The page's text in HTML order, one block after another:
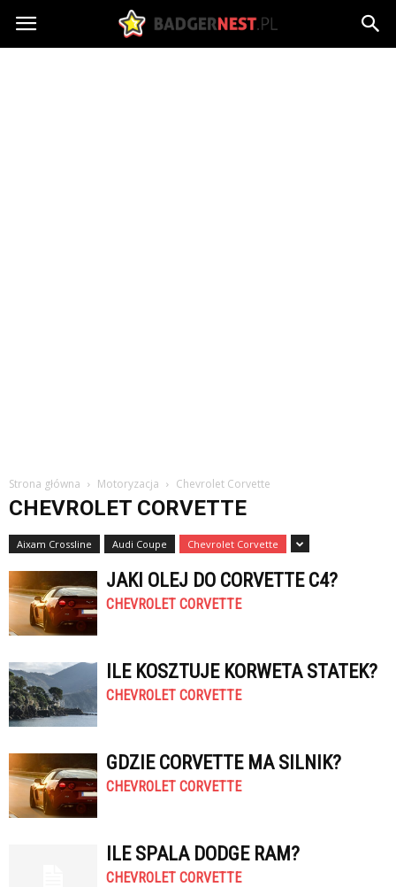
badgersnest.pl
Strona główna Motoryzacja Chevrolet Corvette
CHEVROLET CORVETTE
Aixam Crossline Audi Coupe Chevrolet Corvette
JAKI OLEJ DO CORVETTE C4?
CHEVROLET CORVETTE
ILE KOSZTUJE KORWETA STATEK?
CHEVROLET CORVETTE
GDZIE CORVETTE MA SILNIK?
CHEVROLET CORVETTE
ILE SPALA DODGE RAM?
CHEVROLET CORVETTE